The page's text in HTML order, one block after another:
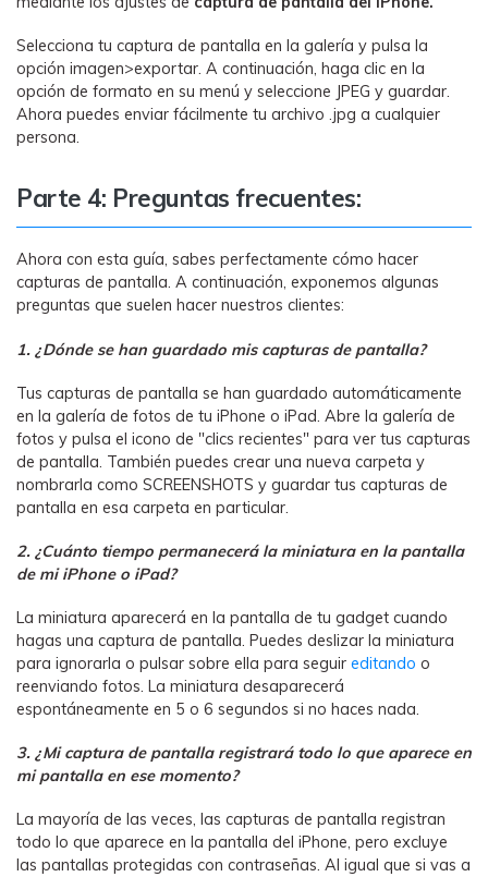
Selecciona tu captura de pantalla en la galería y pulsa la
opción imagen>exportar. A continuación, haga clic en la
opción de formato en su menú y seleccione JPEG y guardar.
Ahora puedes enviar fácilmente tu archivo .jpg a cualquier
persona.
Parte 4: Preguntas frecuentes:
Ahora con esta guía, sabes perfectamente cómo hacer
capturas de pantalla. A continuación, exponemos algunas
preguntas que suelen hacer nuestros clientes:
1. ¿Dónde se han guardado mis capturas de pantalla?
Tus capturas de pantalla se han guardado automáticamente
en la galería de fotos de tu iPhone o iPad. Abre la galería de
fotos y pulsa el icono de "clics recientes" para ver tus capturas
de pantalla. También puedes crear una nueva carpeta y
nombrarla como SCREENSHOTS y guardar tus capturas de
pantalla en esa carpeta en particular.
2. ¿Cuánto tiempo permanecerá la miniatura en la pantalla
de mi iPhone o iPad?
La miniatura aparecerá en la pantalla de tu gadget cuando
hagas una captura de pantalla. Puedes deslizar la miniatura
para ignorarla o pulsar sobre ella para seguir editando o
reenviando fotos. La miniatura desaparecerá
espontáneamente en 5 o 6 segundos si no haces nada.
3. ¿Mi captura de pantalla registrará todo lo que aparece en
mi pantalla en ese momento?
La mayoría de las veces, las capturas de pantalla registran
todo lo que aparece en la pantalla del iPhone, pero excluye
las pantallas protegidas con contraseñas. Al igual que si vas a